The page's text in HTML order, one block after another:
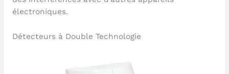
électroniques.
Détecteurs à Double Technologie